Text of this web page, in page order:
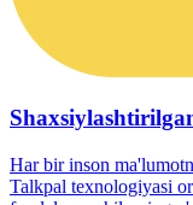
Har bir inson
Talkpal texnologiyasi